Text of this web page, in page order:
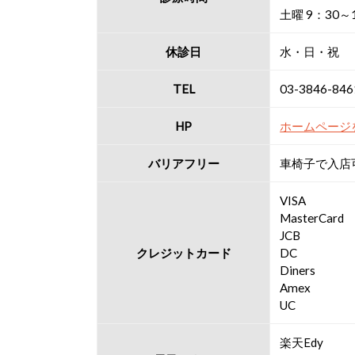
土曜 9：30
休診日 水・日・祝
TEL 03-3846-
HP ホームページ
バリアフリー 車椅子で入店
クレジットカード
VISA
MasterCard
JCB
DC
Diners
Amex
UC
楽天Edy